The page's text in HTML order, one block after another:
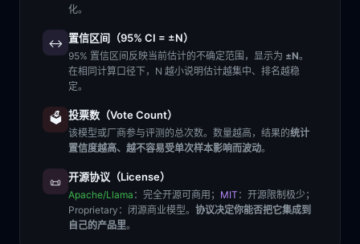
化。
↔️ 置信区间（95% CI = ±N）
95% 置信区间反映当前估计的不确定范围，显示为 ±N。
在相同计算口径下，N 越小说明估计越集中、排名越稳
定。
🗳️ 投票数（Vote Count）
该模型或厂商参与评测的总次数。数量越高，结果的统计
置信度越高、越不容易受单次样本影响而波动。
📜 开源协议（License）
Apache/Llama ：完全开源可商用； MIT ：开源限制极少；
Proprietary ：闭源商业模型。 协议决定你能否把它集成到
自己的产品里。